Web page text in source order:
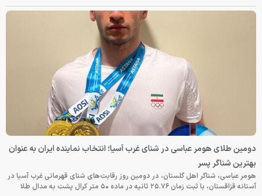
دومین طلای هومر عباسی در شنای غرب آسیا؛ انتخاب نماینده ایران به عنوان
بهترین شناگر پسر
هومر عباسی، شناگر اهل گلستان، در دومین روز رقابت‌های شنای قهرمانی غرب آسیا در
آستانه قزاقستان، با ثبت زمان ۲۵.۷۶ ثانیه در ماده ۵۰ متر کرال پشت به مدال طلا